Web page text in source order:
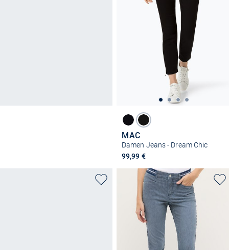
MAC
Damen Jeans - Dream Chic
99,99 €